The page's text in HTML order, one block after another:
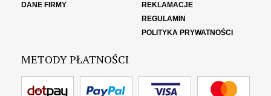
DANE FIRMY
REKLAMACJE
REGULAMIN
POLITYKA PRYWATNOŚCI
METODY PŁATNOŚCI